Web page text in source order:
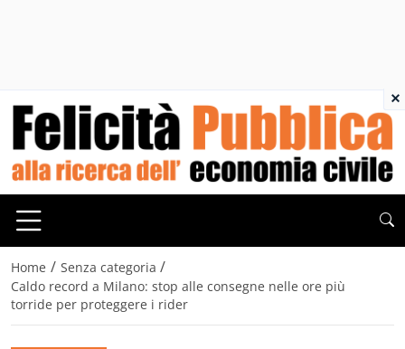
Home / Senza categoria /
Caldo record a Milano: stop alle consegne nelle ore più
torride per proteggere i rider
×